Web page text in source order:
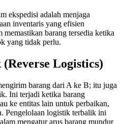
ekspedisi adalah menjaga
inventaris yang efisien
barang tersedia ketika
yang tidak perlu.
Logistics)
barang dari A ke B; itu juga
Ini terjadi ketika barang
ke entitas lain untuk perbaikan,
Pengelolaan logistik terbalik ini
mengatur arus barang mundur